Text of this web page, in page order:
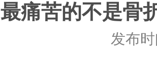
最痛苦的不是骨
发布